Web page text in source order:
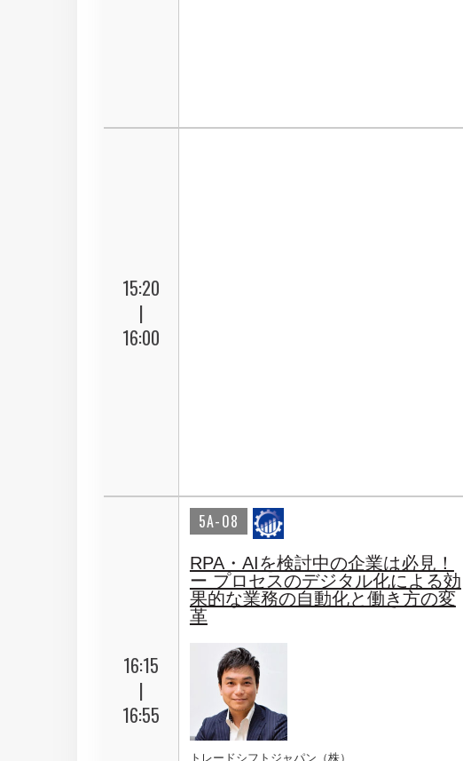
15:20
|
16:00
16:15
|
16:55
5A-08
RPA・AIを検討中の企業は必見！
ー プロセスのデジタル化による効
果的な業務の自動化と働き方の変
革
トレードシフトジャパン（株）